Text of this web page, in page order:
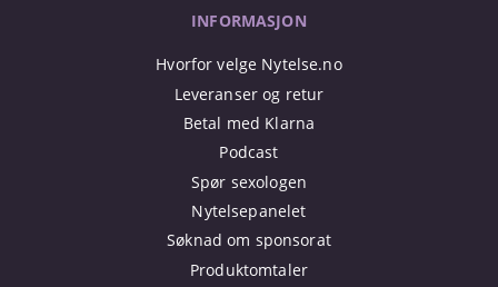
INFORMASJON
Hvorfor velge Nytelse.no
Leveranser og retur
Betal med Klarna
Podcast
Spør sexologen
Nytelsepanelet
Søknad om sponsorat
Produktomtaler